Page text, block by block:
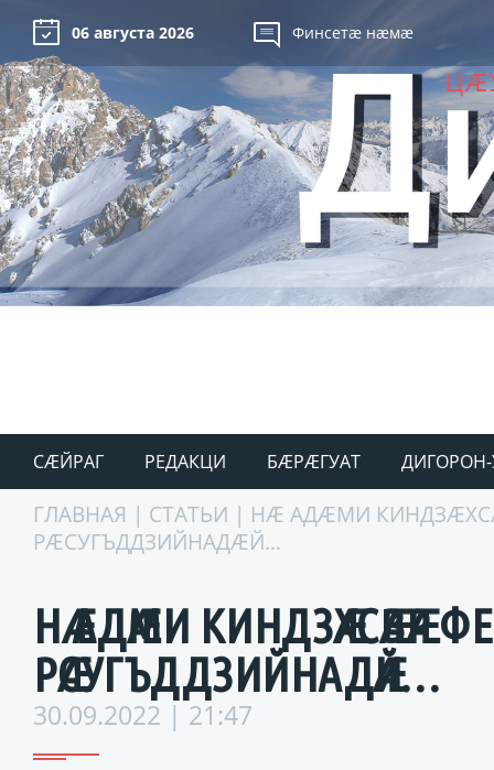
06 августа 2026 Финсетæ нæмæ
СÆЙРАГ РЕДАКЦИ БÆРÆГУАТ ДИГОРОН-
ГЛАВНАЯ | СТАТЬИ | НӔ АДӔМИ
РӔСУГЪДДЗИЙНАДӔЙ…
НӔ АДӔМИ КИНДЗӔХСӔВӔР
РӔСУГЪДДЗИЙНАДӔЙ…
30.09.2022 | 21:47